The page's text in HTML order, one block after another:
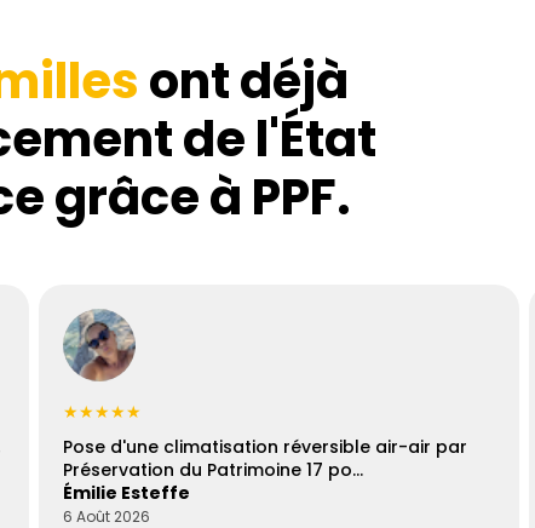
ont déjà
de l'État
grâce à PPF.
★★★★★
Pose d'une climatisation réversible air-air par
Préservation du Patrimoine 17 po…
Émilie Esteffe
6 Août 2026